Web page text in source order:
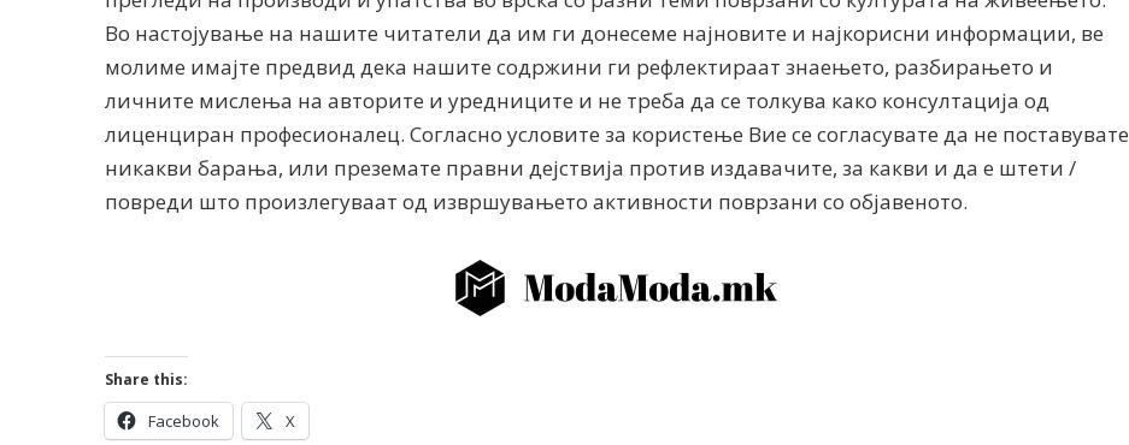
Во настојување на нашите читатели да им ги донесеме најновите и најкорисни информации, ве
молиме имајте предвид дека нашите содржини ги рефлектираат знаењето, разбирањето и
личните мислења на авторите и уредниците и не треба да се толкува како консултација од
лиценциран професионалец. Согласно условите за користење Вие се согласувате да не поставувате
никакви барања, или преземате правни дејствија против издавачите, за какви и да е штети /
повреди што произлегуваат од извршувањето активности поврзани со објавеното.
Share this:
Facebook X
Алшар – модна ревија на Expo
30
Филигрански обетки